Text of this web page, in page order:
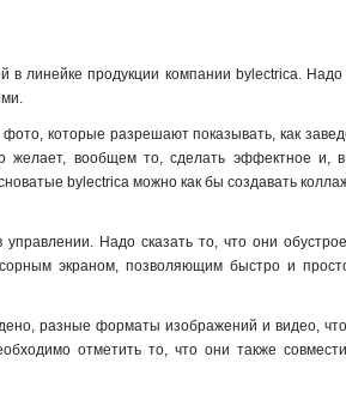
линейке продукции компании bylectrica. Надо
которые разрешают показывать, как
желает, вообщем то, сделать эффектное и, в
bylectrica можно как бы создавать
Надо сказать то, что они
экраном, позволяющим быстро и
разные форматы изображений и видео,
отметить то, что они также